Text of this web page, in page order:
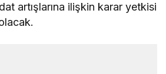
artışlarına ilişkin karar yetkisi